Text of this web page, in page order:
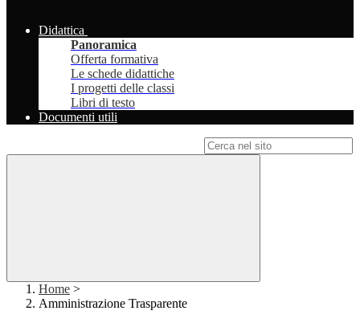
Didattica
Panoramica
Offerta formativa
Le schede didattiche
I progetti delle classi
Libri di testo
Documenti utili
Home >
Amministrazione Trasparente